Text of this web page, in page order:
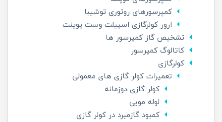
کمپرسورهای روتوری توشیبا
ارور کولرگازی اسپیلت وست پوینت
تشخیص گاز کمپرسور ها
کاتالوگ کمپرسور
کولرگازی
تعمیرات کولر گازی های معمولی
کولر گازی دوزمانه
لوله مویی
کمبود گازمبرد در کولر گازی